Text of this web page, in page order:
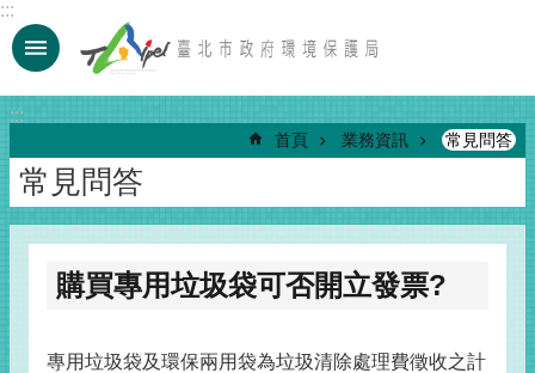
跳到主要內容區塊
:::
:::
首頁 業務資訊 常見問答
常見問答
購買專用垃圾袋可否開立發票?
專用垃圾袋及環保兩用袋為垃圾清除處理費徵收之計